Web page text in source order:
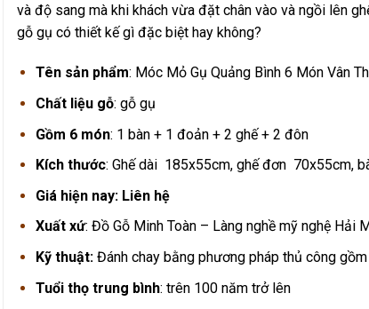
và độ sang mà khi khách vừa đặt chân vào và ngồi lên
gỗ gụ có thiết kế gì đặc biệt hay không?
Tên sản phẩm: Móc Mỏ Gụ Quảng Bình 6 Món Vân
Chất liệu gỗ: gỗ gụ
Gồm 6 món: 1 bàn + 1 đoản + 2 ghế + 2 đôn
Kích thước: Ghế dài 185x55cm, ghế đơn 70x55cm,
Giá hiện nay: Liên hệ
Xuất xứ: Đồ Gỗ Minh Toàn – Làng nghề mỹ nghệ Hải
Kỹ thuật:Đánh chay bằng phương pháp thủ công
Tuổi thọ trung bình: trên 100 năm trở lên